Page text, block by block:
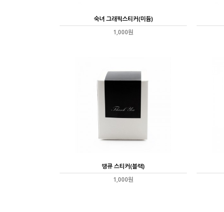
숙녀 그래픽스티커(미듐)
1,000원
땡큐 스티커(블랙)
1,000원